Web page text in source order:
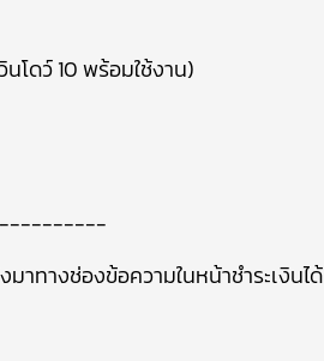
นโดว์ 10 พร้อมใช้งาน)
าทางช่องข้อความในหน้าชำระเงินได้